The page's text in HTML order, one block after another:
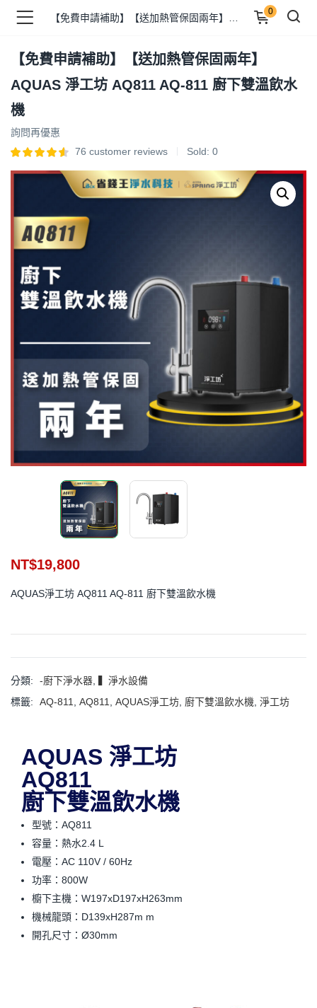
)
)
王 )
0
【免費申請補助】【送加熱管保固兩年】
AQUAS 淨工坊 AQ811 AQ-811 廚下雙溫飲水
機
詢問再優惠
76 customer reviews Sold: 0
NT$19,800
AQUAS淨工坊 AQ811 AQ-811 廚下雙溫飲水機
分類: -廚下淨水器
▍淨水設備
標籤:
AQ-811 AQ811 AQUAS淨工坊 廚下雙溫飲水機 淨工坊
AQUAS 淨工坊
AQ811
廚下雙溫飲水機
型號：AQ811
容量：熱水2.4 L
電壓：AC 110V / 60Hz
功率：800W
櫥下主機：W197xD197xH263mm
機械龍頭：D139xH287m m
開孔尺寸：Ø30mm